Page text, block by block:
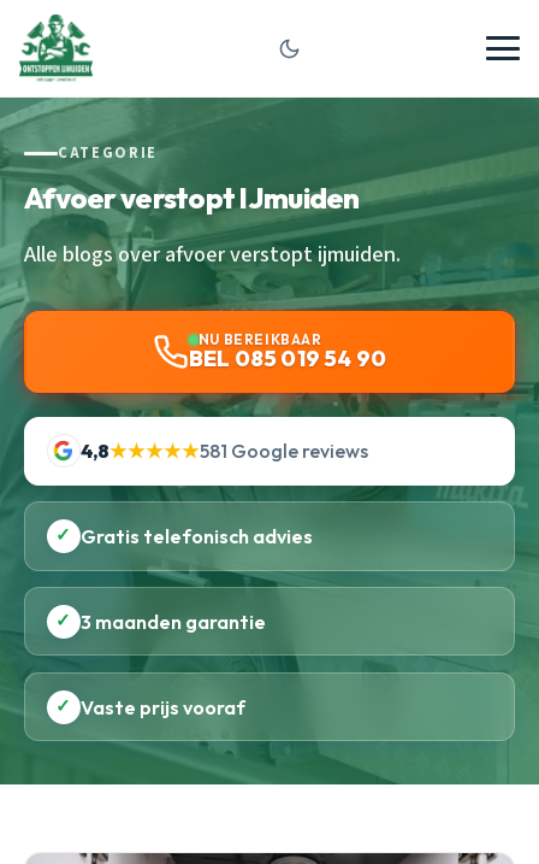
CATEGORIE
Afvoer verstopt IJmuiden
Alle blogs over afvoer verstopt ijmuiden.
NU BEREIKBAAR
BEL 085 019 54 90
4,8★★★★★581 Google reviews
✓ Gratis telefonisch advies
✓ 3 maanden garantie
✓ Vaste prijs vooraf